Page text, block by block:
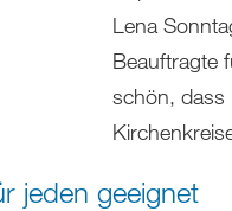
Lena
Beauftragte
schön, dass
jeden geeignet